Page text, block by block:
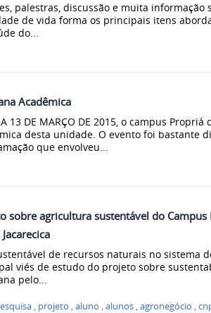
palestras, discussão e muita informação
de vida forma os principais itens
do...
Acadêmica
13 DE MARÇO DE 2015, o campus
desta unidade. O evento foi bastante
que envolveu...
sobre agricultura sustentável do
de recursos naturais no sistema
viés de estudo do projeto sobre
pelo...
, projeto ,aluno ,alunos ,agronegócio ,